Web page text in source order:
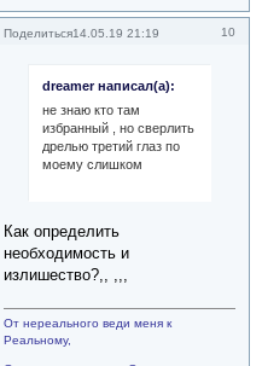
Поделиться 10
14.05.19 21:19
dreamer написал(а):
не знаю кто там
избранный , но сверлить
дрелью третий глаз по
моему слишком
Как определить
необходимость и
излишество?,, ,,,
От нереального веди меня к
Реальному,